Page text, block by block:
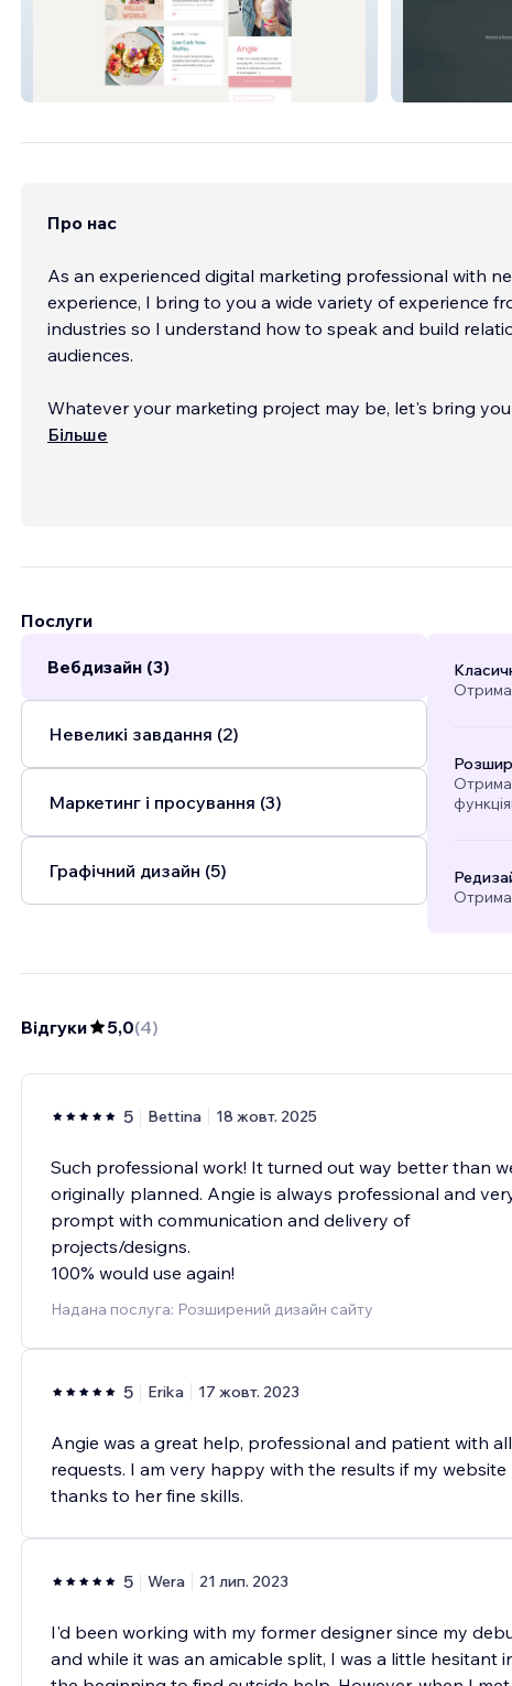
Crazychewygood
Про нас
As an experienced digital marketing professional with
experience, I bring to you a wide variety of experience
industries so I understand how to speak and build
audiences.
Whatever your marketing project may be, let's bring
Більше
Послуги
Вебдизайн (3)
Невеликі завдання (2)
Маркетинг і просування (3)
Графічний дизайн (5)
Відгуки 5,0(4)
5 Bettina 18 жовт. 2025
Such professional work! It turned out way better than
originally planned. Angie is always professional and
prompt with communication and delivery of
projects/designs.
100% would use again!
Надана послуга: Розширений дизайн сайту
5 Erika 17 жовт. 2023
Angie was a great help, professional and patient with
requests. I am very happy with the results if my website
thanks to her fine skills.
5 Wera 21 лип. 2023
I'd been working with my former designer since my
and while it was an amicable split, I was a little hesitant